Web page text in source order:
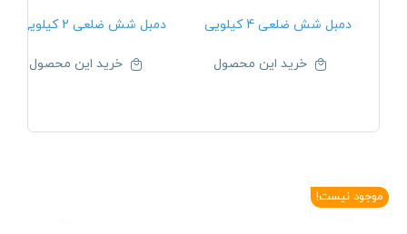
دمبل شش ضلعی 4 کیلویی
خرید این محصول
دمبل شش ضلعی 2 کیلویی
خرید این محصول
موجود نیست!